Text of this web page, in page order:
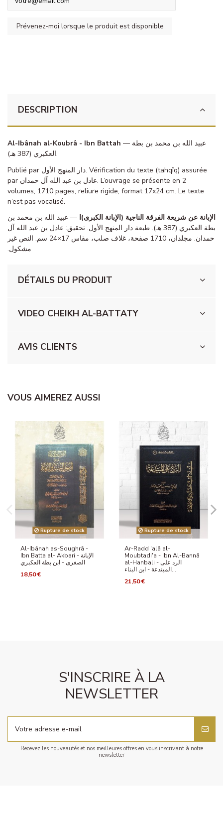
DESCRIPTION
Al-Ibânah al-Koubrâ - Ibn Battah — عبيد الله بن محمد بن بطة
العكبري (387 هـ).
Publié par دار المنهج الأول. Vérification du texte (tahqîq) assurée
par عادل بن عبد الله آل حمدان. L’ouvrage se présente en 2
volumes, 1710 pages, reliure rigide, format 17x24 cm. Le texte
n’est pas vocalisé.
الإبانة عن شريعة الفرقة الناجية (الإبانة الكبرى)ا — عبيد الله بن محمد بن
بطة العكبري (387 هـ). طبعة دار المنهج الأول. تحقيق: عادل بن عبد الله آل
حمدان. مجلدان، 1710 صفحة، غلاف صلب، مقاس 17×24 سم. النص غير
مشكول.
DÉTAILS DU PRODUIT
VIDEO CHEIKH AL-BATTATY
AVIS CLIENTS
VOUS AIMEREZ AUSSI
Rupture de stock
Al-Ibânah as-Soughrâ -
Ibn Batta al-'Akbari - الإبانة
الصغرى - ابن بطة العكبري
18,50 €
Rupture de stock
Ar-Radd 'alâ al-
Moubtadi'a - Ibn Al-Bannâ
al-Hanbali - الرد على
المبتدعة - ابن البناء...
21,50 €
S'INSCRIRE À LA
NEWSLETTER
Recevez les nouveautés et nos meilleures offres en vous inscrivant à notre
newsletter